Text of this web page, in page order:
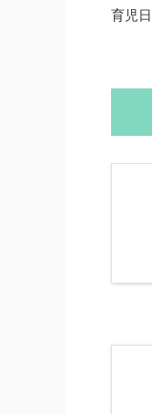
育児